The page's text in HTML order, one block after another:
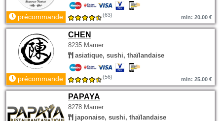
précommande (63) min: 20.00 €
CHEN
8235 Mamer
asiatique, sushi, thaïlandaise
précommande (56) min: 25.00 €
PAPAYA
8278 Mamer
japonaise, sushi, thaïlandaise